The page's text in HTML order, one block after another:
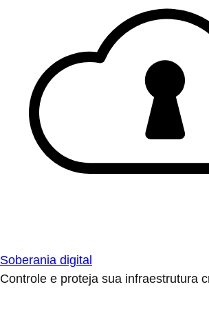
Soberania digital
Controle e proteja sua infraestrutura